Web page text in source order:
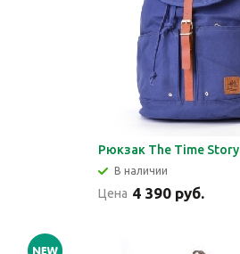
Рюкзак The Time Story
В наличии
Цена 4 390 руб.